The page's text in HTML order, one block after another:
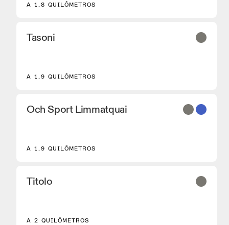
A 1.8 QUILÔMETROS
Tasoni
A 1.9 QUILÔMETROS
Och Sport Limmatquai
A 1.9 QUILÔMETROS
Titolo
A 2 QUILÔMETROS